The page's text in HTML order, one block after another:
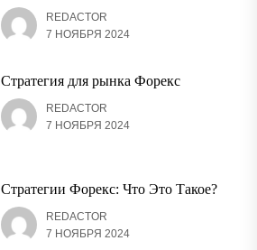
REDACTOR
7 НОЯБРЯ 2024
Стратегия для рынка Форекс
REDACTOR
7 НОЯБРЯ 2024
Стратегии Форекс: Что Это Такое?
REDACTOR
7 НОЯБРЯ 2024